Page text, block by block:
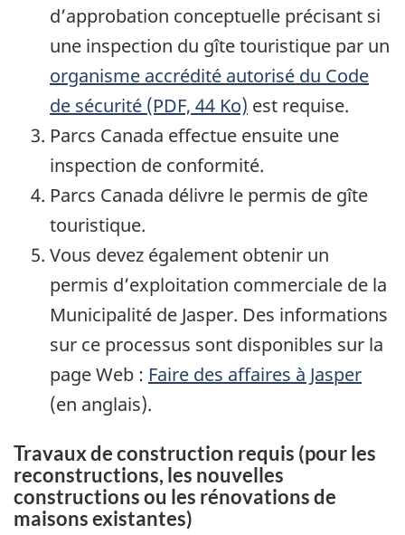
d’approbation conceptuelle précisant si
une inspection du gîte touristique par un
organisme accrédité autorisé du Code
de sécurité (PDF, 44 Ko) est requise.
Parcs Canada effectue ensuite une
inspection de conformité.
Parcs Canada délivre le permis de gîte
touristique.
Vous devez également obtenir un
permis d’exploitation commerciale de la
Municipalité de Jasper. Des informations
sur ce processus sont disponibles sur la
page Web : Faire des affaires à Jasper
(en anglais).
Travaux de construction requis (pour les
reconstructions, les nouvelles
constructions ou les rénovations de
maisons existantes)